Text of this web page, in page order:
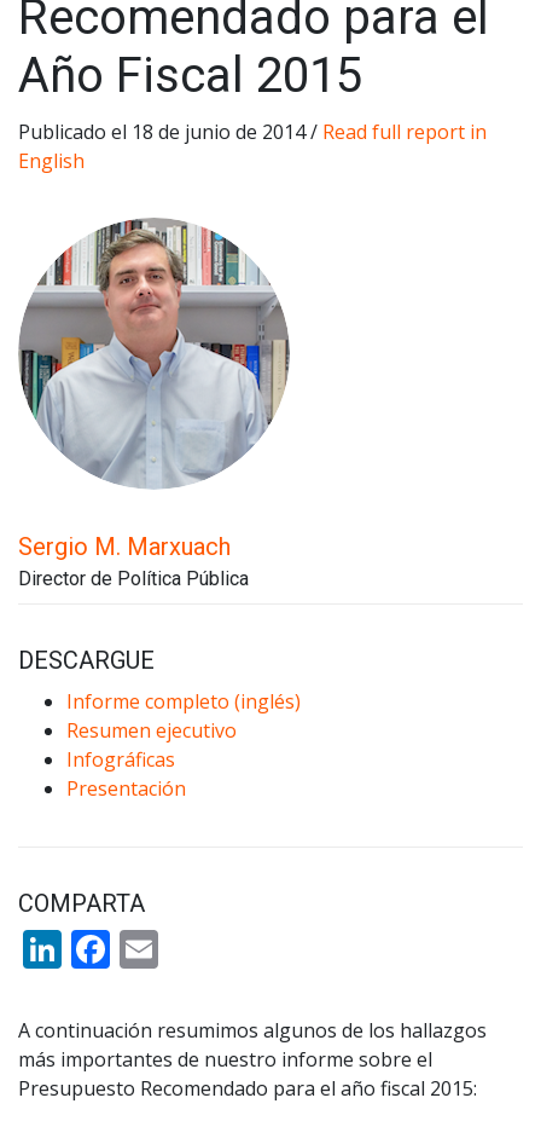
Recomendado para el
Año Fiscal 2015
Publicado el 18 de junio de 2014 / Read full report in
English
Sergio M. Marxuach
Director de Política Pública
DESCARGUE
Informe completo (inglés)
Resumen ejecutivo
Infográficas
Presentación
COMPARTA
LinkedIn
Facebook
A continuación resumimos algunos de los hallazgos
más importantes de nuestro informe sobre el
Presupuesto Recomendado para el año fiscal 2015: